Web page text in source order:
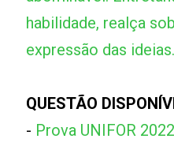
habilidade, realça
expressão das ideias.
QUESTÃO
- Prova UNIFOR